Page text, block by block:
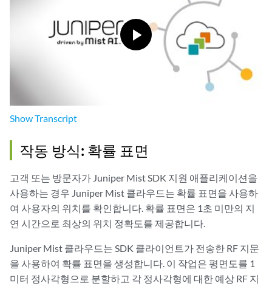
ShowTranscript
작동 방식: 확률 표면
고객 또는 방문자가 Juniper Mist SDK 지원 애플리케이션을
사용하는 경우 Juniper Mist 클라우드는 확률 표면을 사용하
여 사용자의 위치를 확인합니다. 확률 표면은 1초 미만의 지
연 시간으로 최상의 위치 정확도를 제공합니다.
Juniper Mist 클라우드는 SDK 클라이언트가 전송한 RF 지문
을 사용하여 확률 표면을 생성합니다. 이 작업은 평면도를 1
미터 정사각형으로 분할하고 각 정사각형에 대한 예상 RF 지